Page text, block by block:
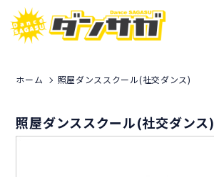
ホーム 照屋ダンススクール(社交ダンス)
照屋ダンススクール(社交ダンス)